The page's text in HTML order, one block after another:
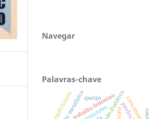
Navegar
Palavras-chave
método dialético
aristóteles crescimento
horta
trabalho feminino
queijo